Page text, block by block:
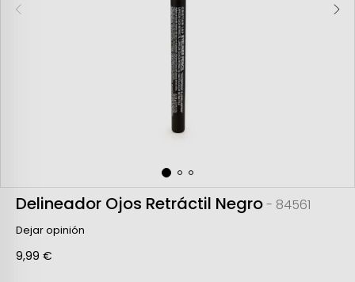
Delineador Ojos Retráctil Negro- 84561
Dejar opinión
9,99 €